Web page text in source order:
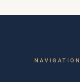
NAVIGATION